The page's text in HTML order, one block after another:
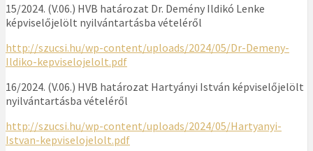
15/2024. (V.06.) HVB határozat Dr. Demény Ildikó Lenke
képviselőjelölt nyilvántartásba vételéről
http://szucsi.hu/wp-content/uploads/2024/05/Dr-Demeny-
Ildiko-kepviselojelolt.pdf
16/2024. (V.06.) HVB határozat Hartyányi István képviselőjelölt
nyilvántartásba vételéről
http://szucsi.hu/wp-content/uploads/2024/05/Hartyanyi-
Istvan-kepviselojelolt.pdf